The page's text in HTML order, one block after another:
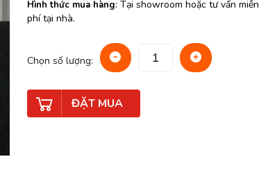
Hình thức mua hàng: Tại showroom hoặc tư vấn miễn
phí tại nhà.
Chọn số lượng:
ĐẶT MUA